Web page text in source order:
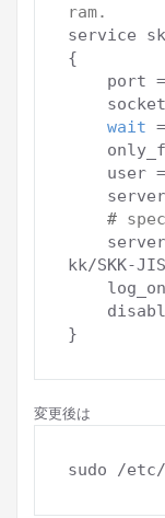
ram.
service
{
wait
#
kk/SKK-
変更後は